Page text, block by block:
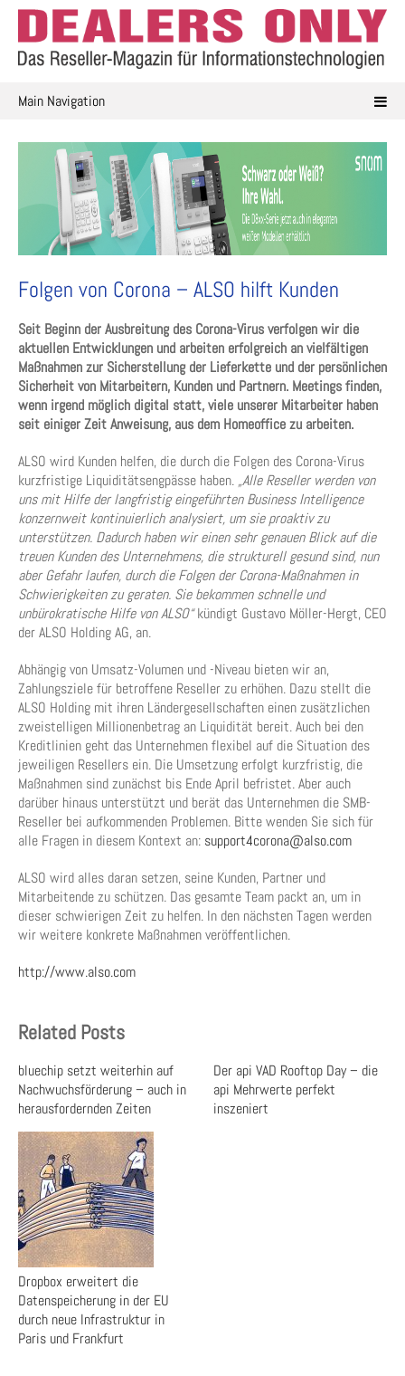
Skip
content
Main Navigation
Folgen von Corona – ALSO hilft Kunden
Seit Beginn der Ausbreitung des Corona-Virus verfolgen wir die
aktuellen Entwicklungen und arbeiten erfolgreich an vielfältigen
Maßnahmen zur Sicherstellung der Lieferkette und der persönlichen
Sicherheit von Mitarbeitern, Kunden und Partnern. Meetings finden,
wenn irgend möglich digital statt, viele unserer Mitarbeiter haben
seit einiger Zeit Anweisung, aus dem Homeoffice zu arbeiten.
ALSO wird Kunden helfen, die durch die Folgen des Corona-Virus
kurzfristige Liquiditätsengpässe haben. „Alle Reseller werden von
uns mit Hilfe der langfristig eingeführten Business Intelligence
konzernweit kontinuierlich analysiert, um sie proaktiv zu
unterstützen. Dadurch haben wir einen sehr genauen Blick auf die
treuen Kunden des Unternehmens, die strukturell gesund sind, nun
aber Gefahr laufen, durch die Folgen der Corona-Maßnahmen in
Schwierigkeiten zu geraten. Sie bekommen schnelle und
unbürokratische Hilfe von ALSO“kündigt Gustavo Möller-Hergt, CEO
der ALSO Holding AG, an.
Abhängig von Umsatz-Volumen und -Niveau bieten wir an,
Zahlungsziele für betroffene Reseller zu erhöhen. Dazu stellt die
ALSO Holding mit ihren Ländergesellschaften einen zusätzlichen
zweistelligen Millionenbetrag an Liquidität bereit. Auch bei den
Kreditlinien geht das Unternehmen flexibel auf die Situation des
jeweiligen Resellers ein. Die Umsetzung erfolgt kurzfristig, die
Maßnahmen sind zunächst bis Ende April befristet. Aber auch
darüber hinaus unterstützt und berät das Unternehmen die SMB-
Reseller bei aufkommenden Problemen. Bitte wenden Sie sich für
alle Fragen in diesem Kontext an: support4corona@also.com
ALSO wird alles daran setzen, seine Kunden, Partner und
Mitarbeitende zu schützen. Das gesamte Team packt an, um in
dieser schwierigen Zeit zu helfen. In den nächsten Tagen werden
wir weitere konkrete Maßnahmen veröffentlichen.
http://www.also.com
Related Posts
bluechip setzt weiterhin auf
Nachwuchsförderung – auch in
herausfordernden Zeiten
Der api VAD Rooftop Day – die
api Mehrwerte perfekt
inszeniert
Dropbox erweitert die
Datenspeicherung in der EU
durch neue Infrastruktur in
Paris und Frankfurt